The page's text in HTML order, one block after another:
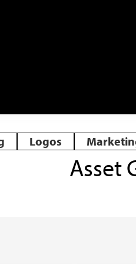
Logos
Asset